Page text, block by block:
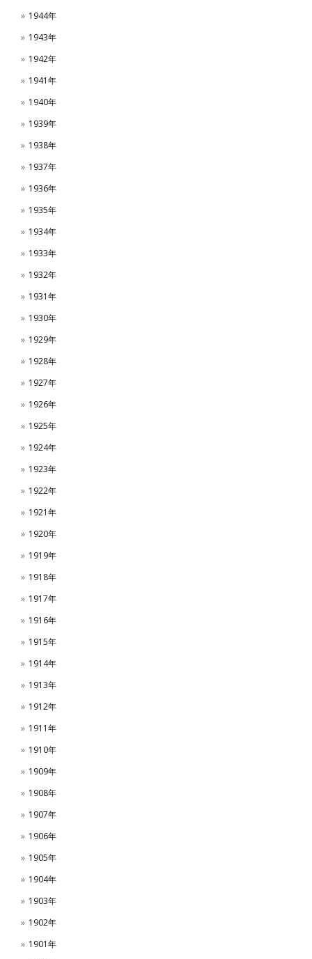
1944年
1943年
1942年
1941年
1940年
1939年
1938年
1937年
1936年
1935年
1934年
1933年
1932年
1931年
1930年
1929年
1928年
1927年
1926年
1925年
1924年
1923年
1922年
1921年
1920年
1919年
1918年
1917年
1916年
1915年
1914年
1913年
1912年
1911年
1910年
1909年
1908年
1907年
1906年
1905年
1904年
1903年
1902年
1901年